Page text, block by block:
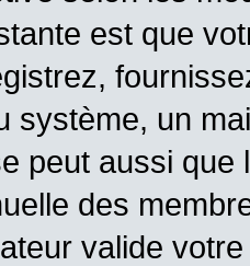
est que
système, un
peut aussi
des
valide